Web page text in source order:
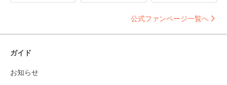
公式ファンページ一覧へ
ガイド
お知らせ